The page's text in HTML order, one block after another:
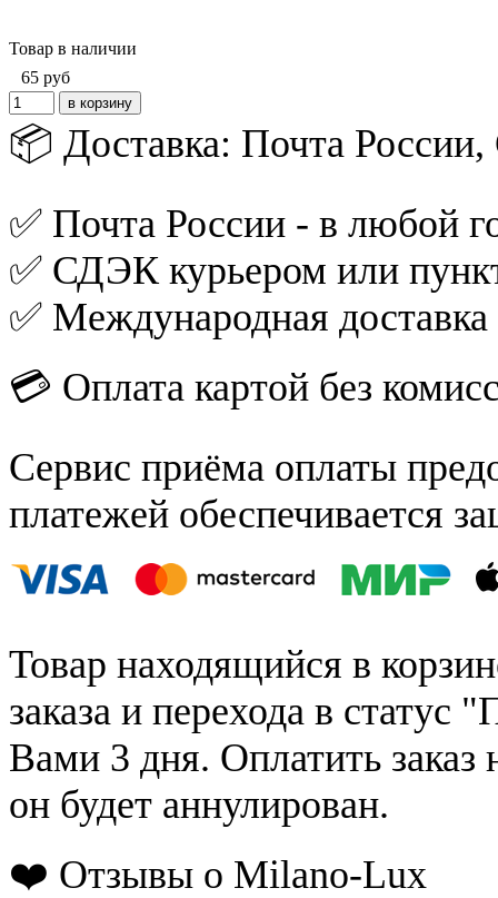
Товар в наличии
65 руб
📦 Доставка: Почта
✅ Почта России - в любой
✅ СДЭК курьером или
✅ Международная
💳 Оплата картой без
Сервис приёма оплаты
платежей обеспечивается
Товар находящийся в
заказа и перехода в статус
Вами 3 дня. Оплатить заказ
он будет аннулирован.
❤️ Отзывы о Milano-Lux